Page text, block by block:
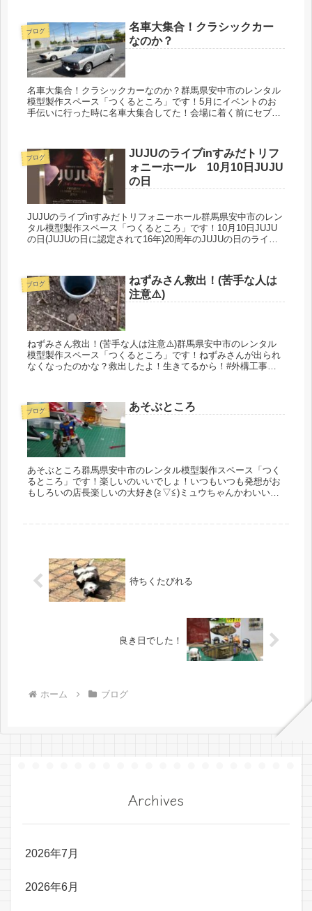
ブログ
名車大集合！クラシックカー
なのか？
名車大集合！クラシックカーなのか？群馬県安中市のレンタル
模型製作スペース「つくるところ」です！5月にイベントのお
手伝いに行った時に名車大集合してた！会場に着く前にセブン
ブログ
JUJUのライブinすみだトリフ
ォニーホール 10月10日JUJU
の日
JUJUのライブinすみだトリフォニーホール群馬県安中市のレン
タル模型製作スペース「つくるところ」です！10月10日JUJU
の日(JUJUの日に認定されて16年)20周年のJUJUの日のライブ
ブログ
ねずみさん救出！(苦手な人は
注意⚠️)
ねずみさん救出！(苦手な人は注意⚠️)群馬県安中市のレンタル
模型製作スペース「つくるところ」です！ねずみさんが出られ
なくなったのかな？救出したよ！生きてるから！#外構工事 #
ブログ あそぶところ
あそぶところ群馬県安中市のレンタル模型製作スペース「つく
るところ」です！楽しいのいいでしょ！いつもいつも発想がお
もしろいの店長楽しいの大好き(⁠≧⁠▽⁠≦⁠)ミュウちゃんかわいいで
待ちくたびれる
良き日でした！
ホーム ブログ
Archives
2026年7月
2026年6月